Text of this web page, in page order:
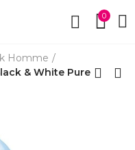
0
Homme
& White Pure